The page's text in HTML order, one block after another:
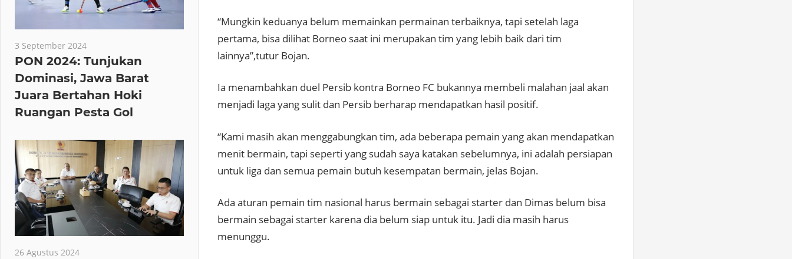
“Mungkin keduanya belum memainkan permainan terbaiknya, tapi setelah laga
pertama, bisa dilihat Borneo saat ini merupakan tim yang lebih baik dari tim
lainnya”,tutur Bojan.
Ia menambahkan duel Persib kontra Borneo FC bukannya membeli malahan jaal akan
menjadi laga yang sulit dan Persib berharap mendapatkan hasil positif.
“Kami masih akan menggabungkan tim, ada beberapa pemain yang akan mendapatkan
menit bermain, tapi seperti yang sudah saya katakan sebelumnya, ini adalah persiapan
untuk liga dan semua pemain butuh kesempatan bermain, jelas Bojan.
Ada aturan pemain tim nasional harus bermain sebagai starter dan Dimas belum bisa
bermain sebagai starter karena dia belum siap untuk itu. Jadi dia masih harus
menunggu.
3 September 2024
PON 2024: Tunjukan
Dominasi, Jawa Barat
Juara Bertahan Hoki
Ruangan Pesta Gol
26 Agustus 2024